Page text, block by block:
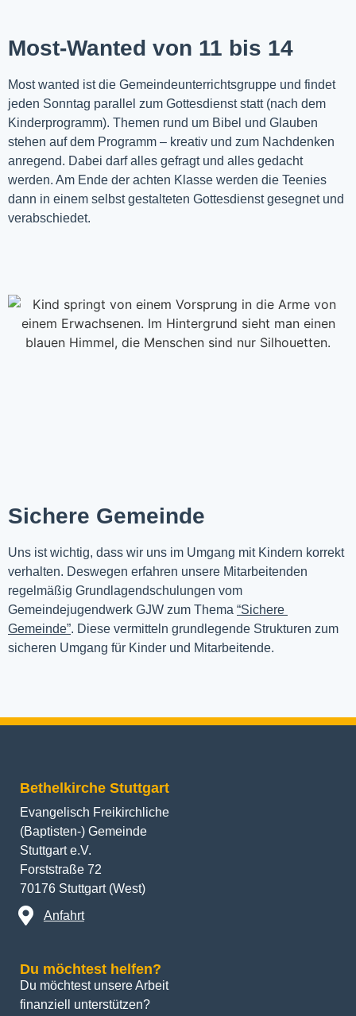
Most-Wanted von 11 bis 14
Most wanted ist die Gemeindeunterrichtsgruppe und findet
jeden Sonntag parallel zum Gottesdienst statt (nach dem
Kinderprogramm). Themen rund um Bibel und Glauben
stehen auf dem Programm – kreativ und zum Nachdenken
anregend. Dabei darf alles gefragt und alles gedacht
werden. Am Ende der achten Klasse werden die Teenies
dann in einem selbst gestalteten Gottesdienst gesegnet und
verabschiedet.
Sichere Gemeinde
Uns ist wichtig, dass wir uns im Umgang mit Kindern korrekt
verhalten. Deswegen erfahren unsere Mitarbeitenden
regelmäßig Grundlagendschulungen vom
Gemeindejugendwerk GJW zum Thema “Sichere
Gemeinde”. Diese vermitteln grundlegende Strukturen zum
sicheren Umgang für Kinder und Mitarbeitende.
Bethelkirche Stuttgart
Evangelisch Freikirchliche
(Baptisten-) Gemeinde
Stuttgart e.V.
Forststraße 72
70176 Stuttgart (West)
Anfahrt
Du möchtest helfen?
Du möchtest unsere Arbeit
finanziell unterstützen?